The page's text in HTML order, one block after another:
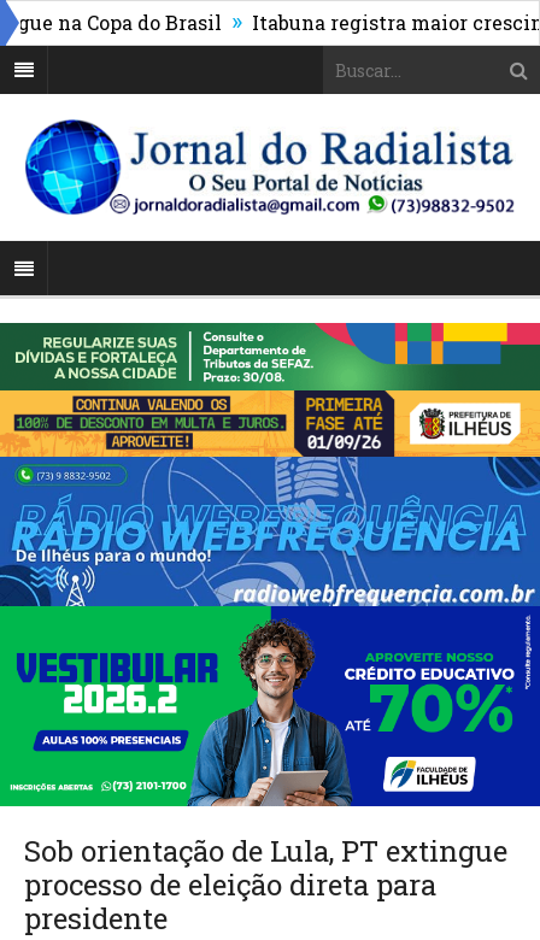
Copa do Brasil » Itabuna registra maior
Sob orientação de Lula, PT extingue
processo de eleição direta para
presidente